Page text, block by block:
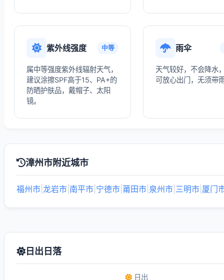
紫外线强度 中等
属中等强度紫外线辐射天气，
建议涂擦SPF高于15、PA+的
防晒护肤品，戴帽子、太阳
镜。
雨伞
天气较好，不会降水
可放心出门，无须带
漳州市附近城市
福州市 龙岩市 南平市 宁德市 莆田市 泉州市 三明市 厦门
日出日落
日出